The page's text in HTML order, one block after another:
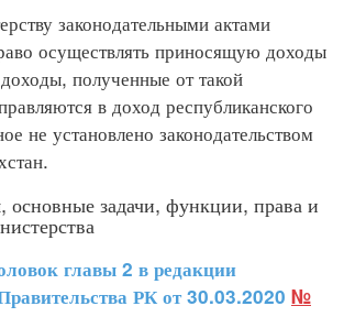
законодательными актами
осуществлять приносящую доходы
полученные от такой
в доход республиканского
не установлено законодательством
основные задачи, функции, права и
главы 2 в редакции
РК от 30.03.2020 №